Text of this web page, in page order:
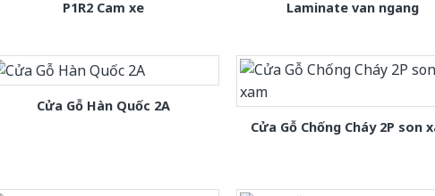
P1R2 Cam xe
Laminate van ngang
Cửa Gỗ Hàn Quốc 2A
Cửa Gỗ Chống Cháy 2P son